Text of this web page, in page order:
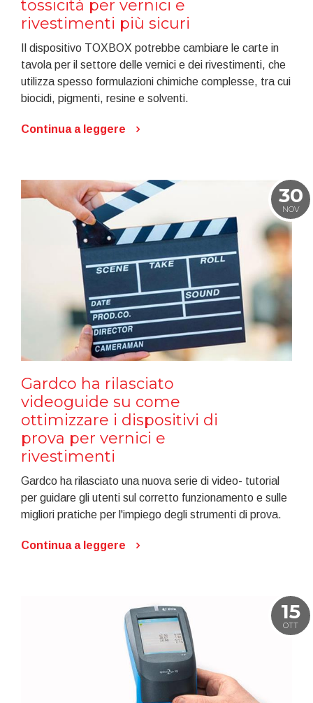
tossicità per vernici e
rivestimenti più sicuri
Il dispositivo TOXBOX potrebbe cambiare le carte in
tavola per il settore delle vernici e dei rivestimenti, che
utilizza spesso formulazioni chimiche complesse, tra cui
biocidi, pigmenti, resine e solventi.
Continua a leggere
30
NOV
Gardco ha rilasciato
videoguide su come
ottimizzare i dispositivi di
prova per vernici e
rivestimenti
Gardco ha rilasciato una nuova serie di video- tutorial
per guidare gli utenti sul corretto funzionamento e sulle
migliori pratiche per l'impiego degli strumenti di prova.
Continua a leggere
15
OTT